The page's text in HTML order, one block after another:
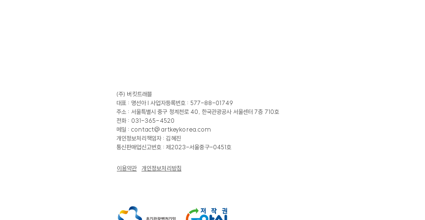
(주) 버킷트래블
대표 : 명선아 |사업자등록번호 : 577-88-01749
주소 : 서울특별시 중구 청계천로 40, 한국관광공사 서울센터 7층 710호
전화 : 031-365-4520
메일 : contact@artkeykorea.com
​개인정보처리책임자 : 김혜진
​통신판매업신고번호 : 제2023-서울중구-0451호
이용약관 개인정보처리방침